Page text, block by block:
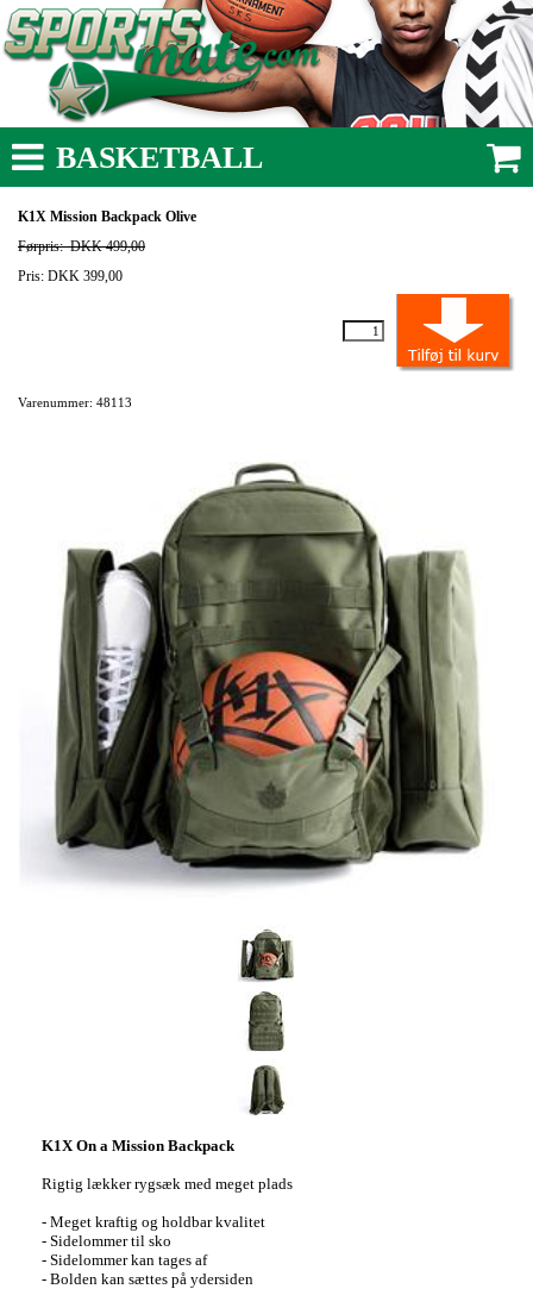
BASKETBALL
K1X Mission Backpack Olive
Førpris:DKK 499,00
Pris: DKK 399,00
Varenummer: 48113
K1X On a Mission Backpack
Rigtig lækker rygsæk med meget plads
- Meget kraftig og holdbar kvalitet
- Sidelommer til sko
- Sidelommer kan tages af
- Bolden kan sættes på ydersiden